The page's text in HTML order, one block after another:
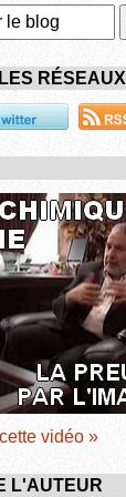
RÉSEAUX
vidéo »
L'AUTEUR